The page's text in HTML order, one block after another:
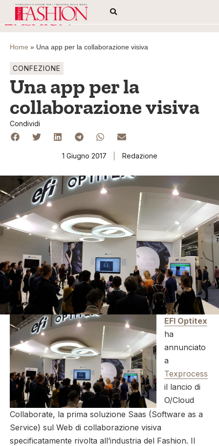
Home » Una app per la collaborazione visiva
CONFEZIONE
Una app per la
collaborazione visiva
Condividi
1 Giugno 2017 Redazione
EFI Optitex
ha
annunciato
a
Texprocess
il lancio di
O/Cloud
Collaborate, la prima soluzione Saas (Software as a
Service) sul Web di collaborazione visiva
specificatamente rivolta all’industria del Fashion. Il